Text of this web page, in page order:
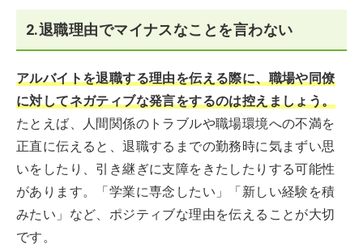
2.退職理由でマイナスなことを言わない
アルバイトを退職する理由を伝える際に、職場や同僚
に対してネガティブな発言をするのは控えましょう。
たとえば、人間関係のトラブルや職場環境への不満を
正直に伝えると、退職するまでの勤務時に気まずい思
いをしたり、引き継ぎに支障をきたしたりする可能性
があります。「学業に専念したい」「新しい経験を積
みたい」など、ポジティブな理由を伝えることが大切
です。